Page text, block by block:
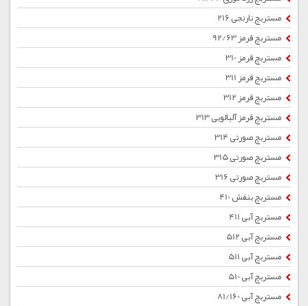
مستربچ نارنجی 216
مستربچ قرمز 92/63
مستربچ قرمز 310
مستربچ قرمز 311
مستربچ قرمز 312
مستربچ قرمز آلبالویی 313
مستربچ صورتی 314
مستربچ صورتی 315
مستربچ صورتی 316
مستربچ بنفش 410
مستربچ آبی 411
مستربچ آبی 512
مستربچ آبی 511
مستربچ آبی 510
مستربچ آبی 81/160